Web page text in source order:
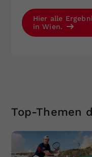
Hier alle
in Wien.
Top-Themen